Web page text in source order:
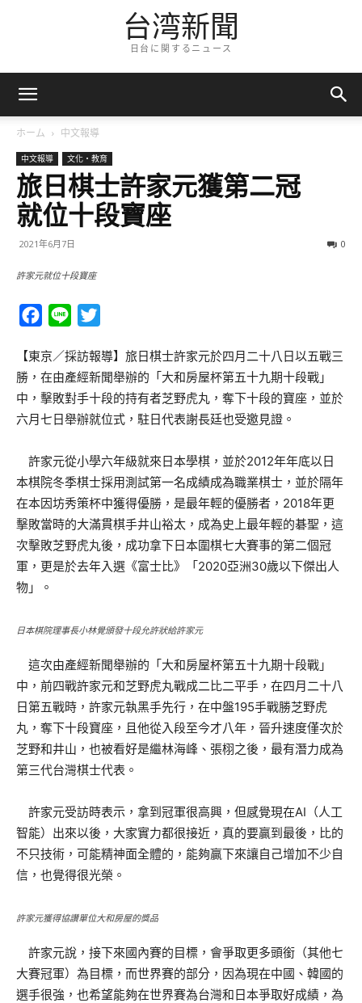
台湾新聞
日台に関するニュース
ホーム 中文報導
中文報導 文化・教育
旅日棋士許家元獲第二冠
就位十段寶座
2021年6月7日 0
許家元就位十段寶座
Facebook
Line
【東京／採訪報導】旅日棋士許家元於四月二十八日以五戰三
勝，在由產經新聞舉辦的「大和房屋杯第五十九期十段戰」
中，擊敗對手十段的持有者芝野虎丸，奪下十段的寶座，並於
六月七日舉辦就位式，駐日代表謝長廷也受邀見證。
許家元從小學六年級就來日本學棋，並於2012年年底以日
本棋院冬季棋士採用測試第一名成績成為職業棋士，並於隔年
在本因坊秀策杯中獲得優勝，是最年輕的優勝者，2018年更
擊敗當時的大滿貫棋手井山裕太，成為史上最年輕的碁聖，這
次擊敗芝野虎丸後，成功拿下日本圍棋七大賽事的第二個冠
軍，更是於去年入選《富士比》「2020亞洲30歲以下傑出人
物」。
日本棋院理事長小林覺頒發十段允許狀給許家元
這次由產經新聞舉辦的「大和房屋杯第五十九期十段戰」
中，前四戰許家元和芝野虎丸戰成二比二平手，在四月二十八
日第五戰時，許家元執黑手先行，在中盤195手戰勝芝野虎
丸，奪下十段寶座，且他從入段至今才八年，晉升速度僅次於
芝野和井山，也被看好是繼林海峰、張栩之後，最有潛力成為
第三代台灣棋士代表。
許家元受訪時表示，拿到冠軍很高興，但感覺現在AI（人工
智能）出來以後，大家實力都很接近，真的要贏到最後，比的
不只技術，可能精神面全體的，能夠贏下來讓自己增加不少自
信，也覺得很光榮。
許家元獲得協讚單位大和房屋的獎品
許家元說，接下來國內賽的目標，會爭取更多頭銜（其他七
大賽冠軍）為目標，而世界賽的部分，因為現在中國、韓國的
選手很強，也希望能夠在世界賽為台灣和日本爭取好成績，為